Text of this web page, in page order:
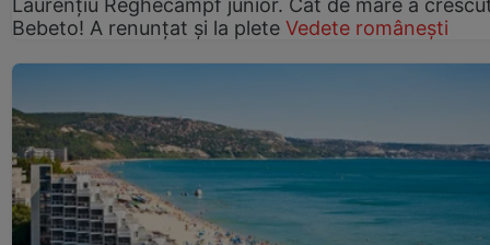
Bebeto! A renunțat și la plete Vedete românești